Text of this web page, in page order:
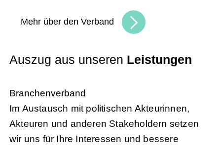
Mehr über den Verband
Auszug aus unseren Leistungen
Branchenverband
Im Austausch mit politischen Akteurinnen,
Akteuren und anderen Stakeholdern setzen
wir uns für Ihre Interessen und bessere